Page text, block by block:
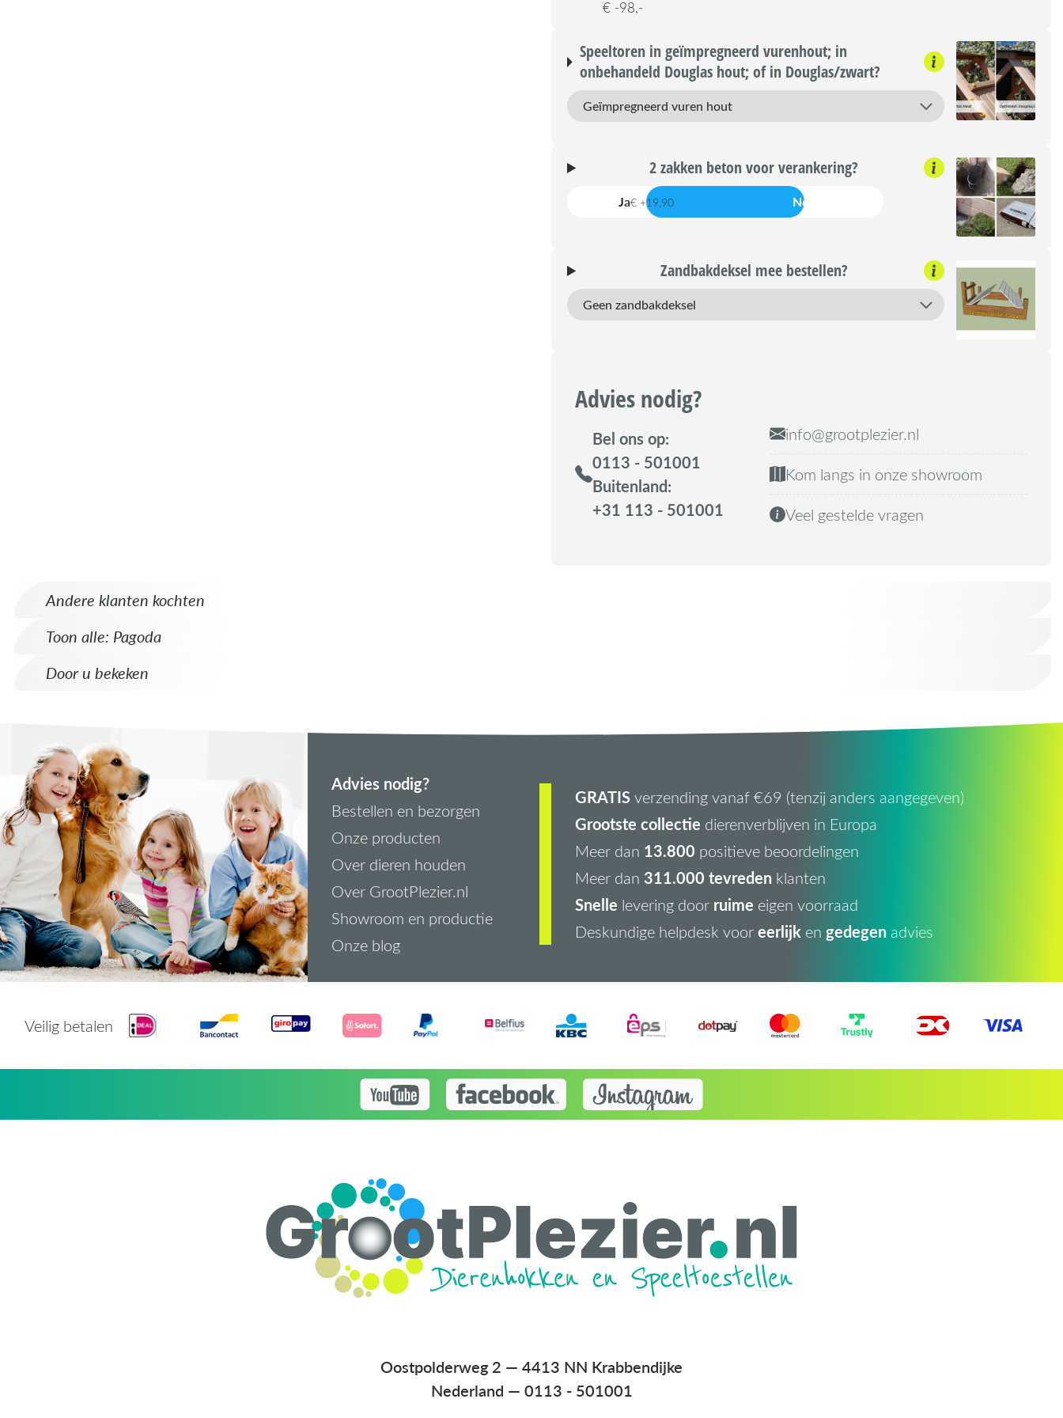
€ -98,-
Speeltoren in geïmpregneerd vurenhout; in
onbehandeld Douglas hout; of in Douglas/zwart?
2 zakken beton voor verankering?
Ja€ +19,90 Nee
Zandbakdeksel mee bestellen?
Advies nodig?
Bel ons op:
0113 - 501001
Buitenland:
+31 113 - 501001
info@grootplezier.nl
Kom langs in onze showroom
Veel gestelde vragen
Andere klanten kochten
Toon alle: Pagoda
Door u bekeken
Advies nodig?
Bestellen en bezorgen
Onze producten
Over dieren houden
Over GrootPlezier.nl
Showroom en productie
Onze blog
GRATISverzending vanaf €69 (tenzij anders aangegeven)
Grootste collectie dierenverblijven in Europa
Meer dan 13.800 positieve beoordelingen
Meer dan 311.000 tevredenklanten
Snelle levering door ruime eigen voorraad
Deskundige helpdesk vooreerlijken gedegenadvies
Veilig betalen
Oostpolderweg 2 — 4413 NN Krabbendijke
Nederland — 0113 - 501001